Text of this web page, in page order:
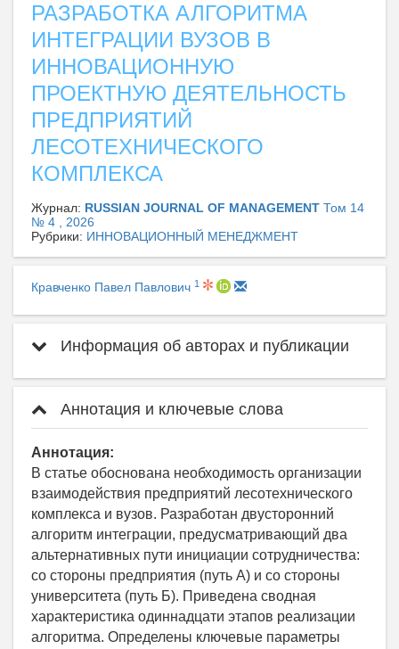
РАЗРАБОТКА АЛГОРИТМА
ИНТЕГРАЦИИ ВУЗОВ В
ИННОВАЦИОННУЮ
ПРОЕКТНУЮ ДЕЯТЕЛЬНОСТЬ
ПРЕДПРИЯТИЙ
ЛЕСОТЕХНИЧЕСКОГО
КОМПЛЕКСА
Журнал: RUSSIAN JOURNAL OF MANAGEMENT Том 14
№ 4 , 2026
Рубрики: ИННОВАЦИОННЫЙ МЕНЕДЖМЕНТ
Кравченко Павел Павлович 1
Информация об авторах и публикации
Аннотация и ключевые слова
Аннотация:
В статье обоснована необходимость организации
взаимодействия предприятий лесотехнического
комплекса и вузов. Разработан двусторонний
алгоритм интеграции, предусматривающий два
альтернативных пути инициации сотрудничества:
со стороны предприятия (путь А) и со стороны
университета (путь Б). Приведена сводная
характеристика одиннадцати этапов реализации
алгоритма. Определены ключевые параметры